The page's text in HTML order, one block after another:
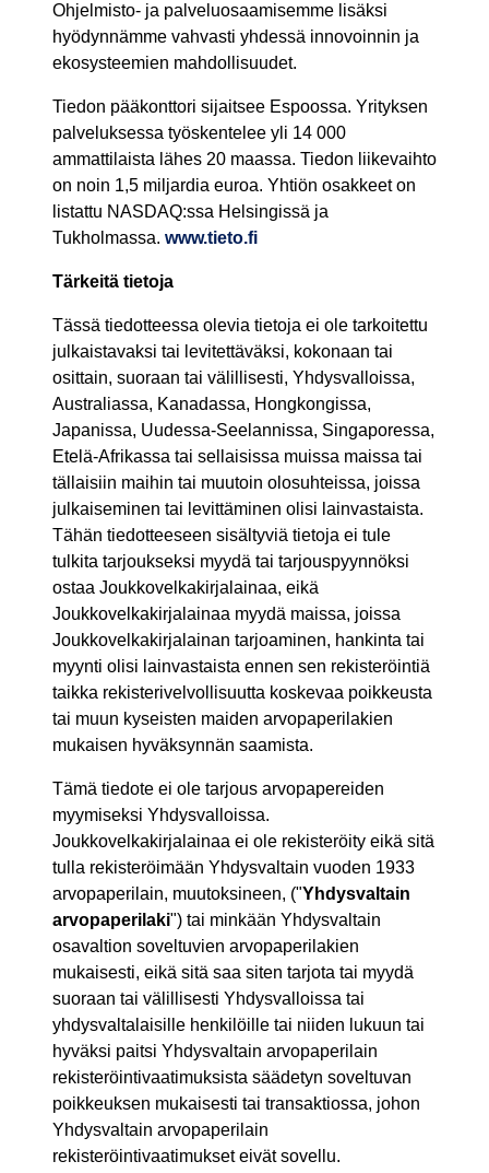
Ohjelmisto- ja palveluosaamisemme lisäksi
hyödynnämme vahvasti yhdessä innovoinnin ja
ekosysteemien mahdollisuudet.
Tiedon pääkonttori sijaitsee Espoossa. Yrityksen
palveluksessa työskentelee yli 14 000
ammattilaista lähes 20 maassa. Tiedon liikevaihto
on noin 1,5 miljardia euroa. Yhtiön osakkeet on
listattu NASDAQ:ssa Helsingissä ja
Tukholmassa. www.tieto.fi
Tärkeitä tietoja
Tässä tiedotteessa olevia tietoja ei ole tarkoitettu
julkaistavaksi tai levitettäväksi, kokonaan tai
osittain, suoraan tai välillisesti, Yhdysvalloissa,
Australiassa, Kanadassa, Hongkongissa,
Japanissa, Uudessa-Seelannissa, Singaporessa,
Etelä-Afrikassa tai sellaisissa muissa maissa tai
tällaisiin maihin tai muutoin olosuhteissa, joissa
julkaiseminen tai levittäminen olisi lainvastaista.
Tähän tiedotteeseen sisältyviä tietoja ei tule
tulkita tarjoukseksi myydä tai tarjouspyynnöksi
ostaa Joukkovelkakirjalainaa, eikä
Joukkovelkakirjalainaa myydä maissa, joissa
Joukkovelkakirjalainan tarjoaminen, hankinta tai
myynti olisi lainvastaista ennen sen rekisteröintiä
taikka rekisterivelvollisuutta koskevaa poikkeusta
tai muun kyseisten maiden arvopaperilakien
mukaisen hyväksynnän saamista.
Tämä tiedote ei ole tarjous arvopapereiden
myymiseksi Yhdysvalloissa.
Joukkovelkakirjalainaa ei ole rekisteröity eikä sitä
tulla rekisteröimään Yhdysvaltain vuoden 1933
arvopaperilain, muutoksineen, ("Yhdysvaltain
arvopaperilaki") tai minkään Yhdysvaltain
osavaltion soveltuvien arvopaperilakien
mukaisesti, eikä sitä saa siten tarjota tai myydä
suoraan tai välillisesti Yhdysvalloissa tai
yhdysvaltalaisille henkilöille tai niiden lukuun tai
hyväksi paitsi Yhdysvaltain arvopaperilain
rekisteröintivaatimuksista säädetyn soveltuvan
poikkeuksen mukaisesti tai transaktiossa, johon
Yhdysvaltain arvopaperilain
rekisteröintivaatimukset eivät sovellu.